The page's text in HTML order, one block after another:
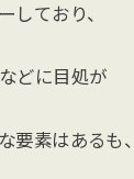
しており、
どに目処が
要素はあるも、